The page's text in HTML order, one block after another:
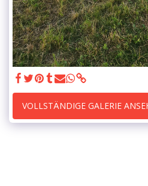
VOLLSTÄNDIGE GALERIE